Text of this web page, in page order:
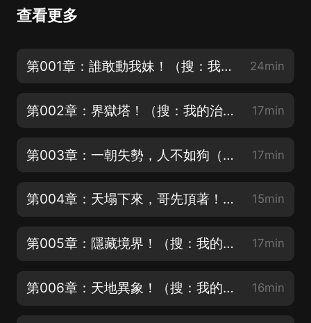
查看更多
第001章：誰敢動我妹！（搜：我的治愈系遊戲，每天抽188現金紅包） 24min
第002章：界獄塔！（搜：我的治愈系遊戲，每天抽188現金紅包） 17min
第003章：一朝失勢，人不如狗（搜：我的治愈系遊戲，每天抽188現金紅包） 17min
第004章：天塌下來，哥先頂著！（搜：我的治愈系遊戲，每天抽188現金紅包） 15min
第005章：隱藏境界！（搜：我的治愈系遊戲，每天抽188現金紅包） 17min
第006章：天地異象！（搜：我的治愈系遊戲，每天抽188現金紅包） 16min